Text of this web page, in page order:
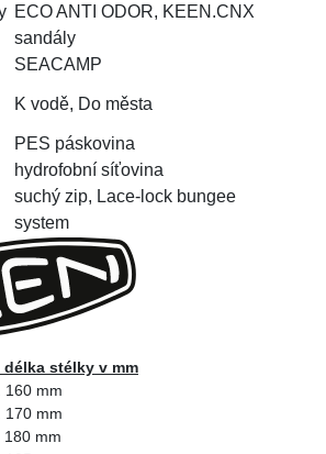
ECO ANTI ODOR, KEEN.CNX
sandály
SEACAMP
K vodě, Do města
PES páskovina
hydrofobní síťovina
suchý zip, Lace-lock bungee
system
délka stélky v mm
160 mm
170 mm
180 mm